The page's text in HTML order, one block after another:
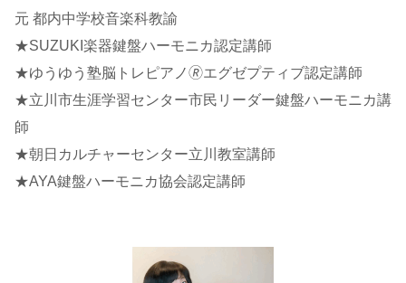
元 都内中学校音楽科教諭
★SUZUKI楽器鍵盤ハーモニカ認定講師
★ゆうゆう塾脳トレピアノ🄬エグゼプティブ認定講師
★立川市生涯学習センター市民リーダー鍵盤ハーモニカ講
師
★朝日カルチャーセンター立川教室講師
★AYA鍵盤ハーモニカ協会認定講師